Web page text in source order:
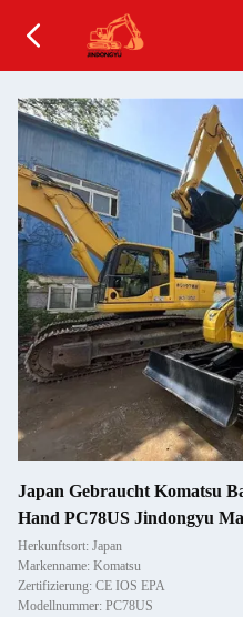
Japan Gebraucht Komatsu
Hand PC78US Jindongyu
Herkunftsort: Japan
Markenname: Komatsu
Zertifizierung: CE IOS EPA
Modellnummer: PC78US